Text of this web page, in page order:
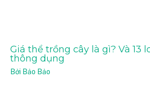
Giá thể trồng cây là gì? Và 13
thông dụng
Bởi Bảo Bảo